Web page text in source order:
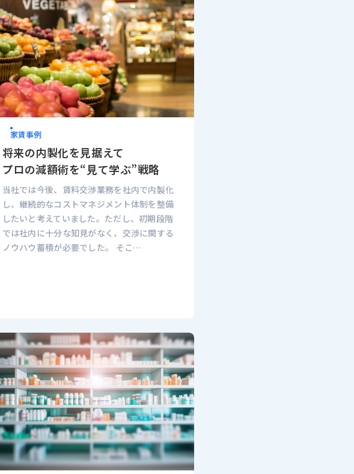
家賃事例
将来の内製化を見据えて
プロの減額術を“見て学ぶ”戦略
当社では今後、賃料交渉業務を社内で内製化
し、継続的なコストマネジメント体制を整備
したいと考えていました。ただし、初期段階
では社内に十分な知見がなく、交渉に関する
ノウハウ蓄積が必要でした。 そこ…